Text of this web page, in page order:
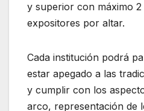
y superior con máximo
expositores por altar.
Cada institución podrá
estar apegado a las
y cumplir con los
arco, representación de